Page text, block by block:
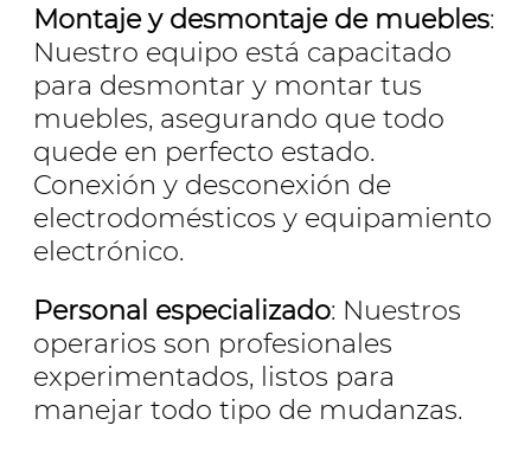
Montaje y desmontaje de muebles:
Nuestro equipo está capacitado
para desmontar y montar tus
muebles, asegurando que todo
quede en perfecto estado.
Conexión y desconexión de
electrodomésticos y equipamiento
electrónico.
Personal especializado: Nuestros
operarios son profesionales
experimentados, listos para
manejar todo tipo de mudanzas.